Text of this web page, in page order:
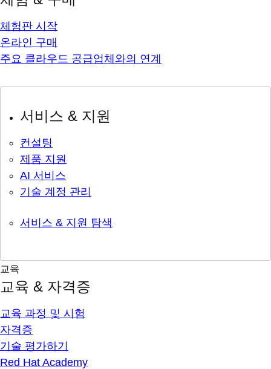
체험판 시작
온라인 구매
주요 클라우드 공급업체와의 연계
서비스 & 지원
컨설팅
제품 지원
AI 서비스
기술 계정 관리
서비스 & 지원 탐색
교육
교육 & 자격증
교육 과정 및 시험
자격증
기술 평가하기
Red Hat Academy